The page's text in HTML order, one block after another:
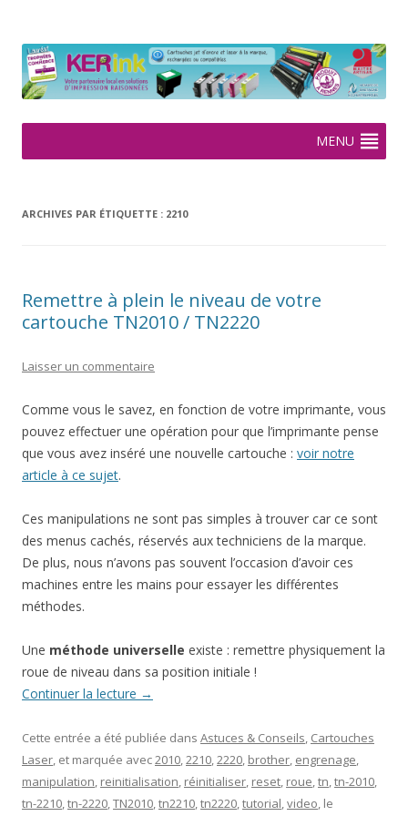
2005
MENU
ARCHIVES PAR ÉTIQUETTE : 2210
Remettre à plein le niveau de votre
cartouche TN2010 / TN2220
Laisser un commentaire
Comme vous le savez, en fonction de votre imprimante, vous
pouvez effectuer une opération pour que l’imprimante pense
que vous avez inséré une nouvelle cartouche : voir notre
article à ce sujet.
Ces manipulations ne sont pas simples à trouver car ce sont
des menus cachés, réservés aux techniciens de la marque.
De plus, nous n’avons pas souvent l’occasion d’avoir ces
machines entre les mains pour essayer les différentes
méthodes.
Une méthode universelle existe : remettre physiquement la
roue de niveau dans sa position initiale !
Continuer la lecture →
Cette entrée a été publiée dans Astuces & Conseils, Cartouches
Laser, et marquée avec2010,2210,2220, brother, engrenage,
manipulation, reinitialisation, réinitialiser, reset, roue,tn,tn-2010,
tn-2210,tn-2220,TN2010,tn2210,tn2220,tutorial,video, le